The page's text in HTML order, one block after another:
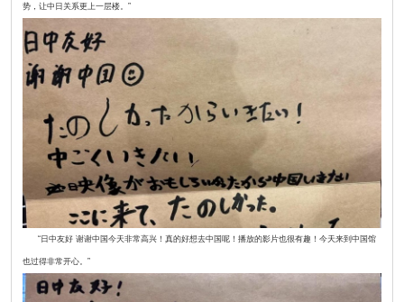
势，让中日关系更上一层楼。”
“日中友好 谢谢中国今天非常高兴！真的好想去中国呢！播放的影片也很有趣！今天来到中国馆
也过得非常开心。”